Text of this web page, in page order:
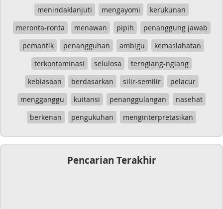
menindaklanjuti
mengayomi
kerukunan
meronta-ronta
menawan pipih
penanggung jawab
pemantik
penangguhan ambigu
kemaslahatan
terkontaminasi
selulosa
terngiang-ngiang
kebiasaan
berdasarkan silir-semilir
pelacur
mengganggu
kuitansi penanggulangan
nasehat
berkenan
pengukuhan menginterpretasikan
Pencarian Terakhir